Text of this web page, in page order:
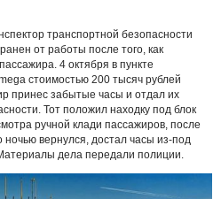
транспортной безопасности
от работы после того, как
4 октября в пункте
стоимостью 200 тысяч рублей
принес забытые часы и отдал их
Тот положил находку под блок
ручной клади пассажиров, после
вернулся, достал часы из-под
дела передали полиции.